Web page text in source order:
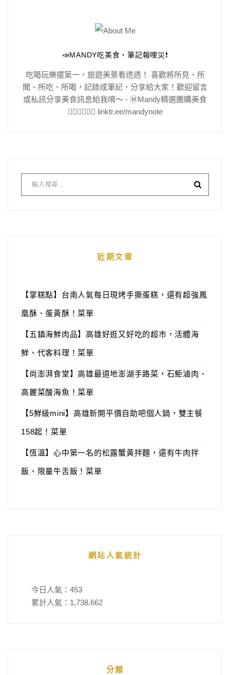
📣MANDY吃美食，筆記報哩災❗️
吃喝玩樂擺第一，旅遊美景看透透！ 喜歡將所見、所
聞、所吃、所喝，記錄成筆記，分享給大家！歡迎留言
或私訊分享美食訊息給我唷～ - Ⓜ️Mandy精選團購美食
👇🏻👇🏻👇🏻 linktr.ee/mandynote
近期文章
【掌糕點】台南人氣每日現烤手撕蛋糕，還有超強鳳
凰酥、蛋黃酥！菜單
【五鎮海鮮肉品】高雄好逛又好吃的超市，活體海
鮮、代客料理！菜單
【尚澎湃食堂】高雄最道地澎湖手路菜，石鮔滷肉、
高麗菜酸海魚！菜單
【5鮮級mini】高雄新開平價自助吧個人鍋，雙主餐
158起！菜單
【恆溫】心中第一名的松露蟹黃拌麵，還有牛肉拌
飯、限量牛舌飯！菜單
網站人氣統計
今日人氣： 453
累計人氣： 1,738,662
分類